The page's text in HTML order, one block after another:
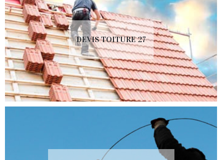
DEVIS TOITURE 27